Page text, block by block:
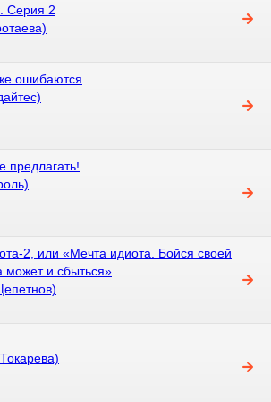
Серия 2
ошибаются
предлагать!
2, или «Мечта идиота. Бойся своей
может и сбыться»